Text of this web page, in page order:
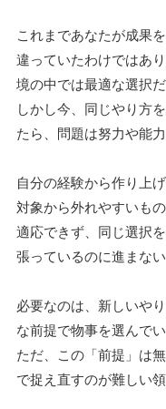
これまであなたが成果
違っていたわけではあ
境の中では最適な選択だ
しかし今、同じやり方
たら、問題は努力や能
自分の経験から作り上
対象から外れやすいも
適応できず、同じ選択
張っているのに進まな
必要なのは、新しいや
な前提で物事を選んで
ただ、この「前提」は
で捉え直すのが難しい